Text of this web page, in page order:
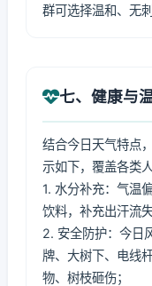
群可选择温和、无
七、健康与
结合今日天气特点
示如下，覆盖各类人
1. 水分补充：气温
饮料，补充出汗流
2. 安全防护：今日
牌、大树下、电线
物、树枝砸伤；